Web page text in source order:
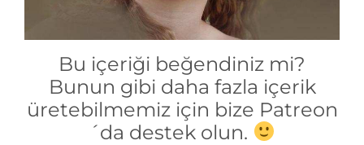
Bu içeriği beğendiniz mi?
Bunun gibi daha fazla içerik
üretebilmemiz için bize Patreon
´da destek olun.